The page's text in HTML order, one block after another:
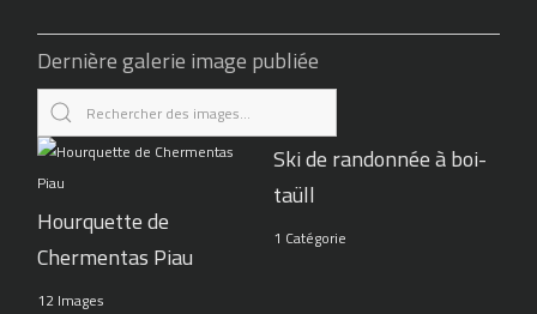
Dernière galerie image publiée
Hourquette de
Chermentas Piau
12 Images
Ski de randonnée à boi-
taüll
1 Catégorie